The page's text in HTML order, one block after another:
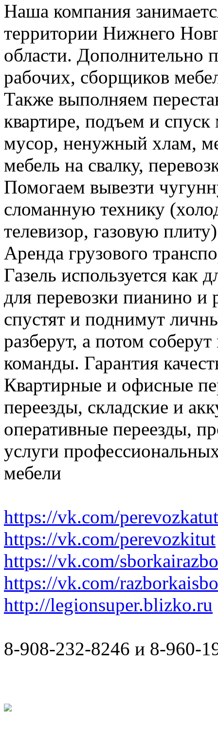
Наша компания
территории Нижнего
области. Дополнительно
рабочих, сборщиков
Также выполняем
квартире, подъем и
мусор, ненужный хлам,
мебель на свалку,
Помогаем вывезти
сломанную технику
телевизор, газовую плиту)
Аренда грузового
Газель используется как
для перевозки пианино и
спустят и поднимут
разберут, а потом
команды. Гарантия
Квартирные и офисные
переезды, складские и
оперативные переезды,
услуги
мебели
https://vk.com/perevozkatut
https://vk.com/perevozkitut
https://vk.com/
https://vk.com/
http://legionsuper.blizko.ru
8-908-232-8246 и 8-960-